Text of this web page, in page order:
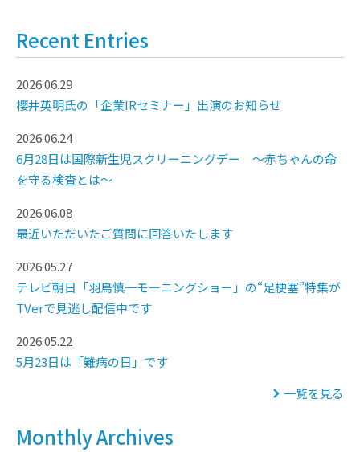
Recent Entries
2026.06.29
櫻井英明氏の「企業IRセミナー」出演のお知らせ
2026.06.24
6月28日は国際新生児スクリーニングデー ～赤ちゃんの命
を守る検査とは～
2026.06.08
最近いただいたご質問に回答いたします
2026.05.27
テレビ朝日「羽鳥慎一モーニングショー」の“足梗塞”特集が
TVerで見逃し配信中です
2026.05.22
5月23日は「難病の日」です
一覧を見る
Monthly Archives